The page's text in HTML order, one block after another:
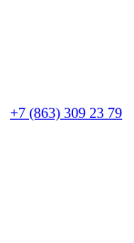
+7 (863) 309 23 79